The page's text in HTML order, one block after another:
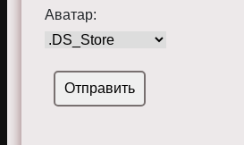
Аватар: